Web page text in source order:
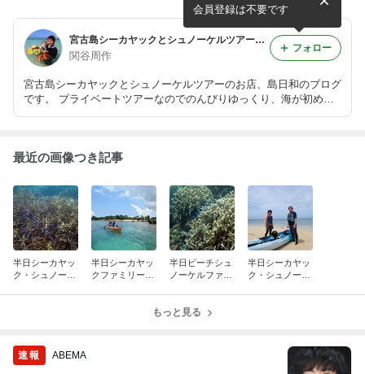
宮古島シーカヤックとシュノーケルツアーの島日和
関谷周作
宮古島シーカヤックとシュノーケルツアーのお店、島日和のブログ
です。 プライベートツアーなのでのんびりゆっくり、海が初めて
で不安な方も小さいお子さん連れのご家族も、いろんな世代の方々
会員登録は不要です
フォロー
最近の画像つき記事
半日シーカヤッ
ク・シュノーケ
半日シーカヤッ
クファミリープ
半日ビーチシュ
ノーケルファミ
半日シーカヤッ
ク・シュノーケ
もっと見る
速報 ABEMA